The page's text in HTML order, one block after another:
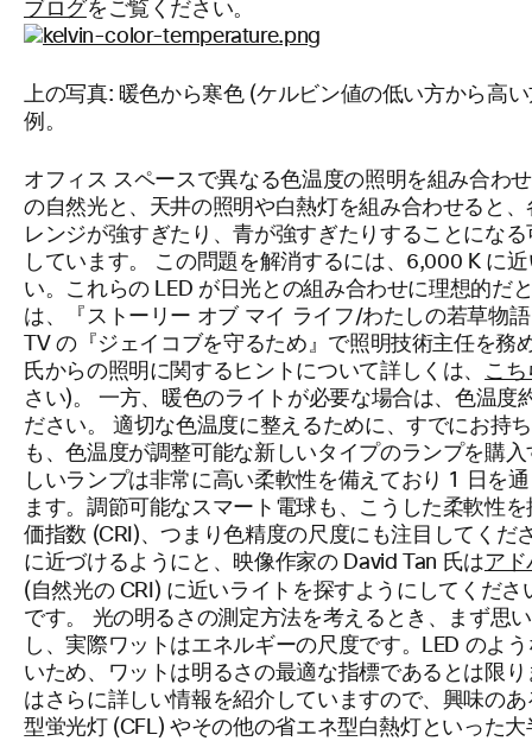
ブログをご覧ください。
上の写真: 暖色から寒色 (ケルビン値の低い方から高
例。
オフィス スペースで異なる色温度の照明を組み合わ
の自然光と、天井の照明や白熱灯を組み合わせると
レンジが強すぎたり、青が強すぎたりすることにな
しています。 この問題を解消するには、6,000 K に
い。これらの LED が日光との組み合わせに理想的だ
は、『ストーリー オブ マイ ライフ/わたしの若草物
TV の『ジェイコブを守るため』で照明技術主任を
氏からの照明に関するヒントについて詳しくは、
こ
さい)。 一方、暖色のライトが必要な場合は、色温度
ださい。 適切な色温度に整えるために、すでにお持
も、色温度が調整可能な新しいタイプのランプを購
しいランプは非常に高い柔軟性を備えており 1 日を
ます。調節可能なスマート電球も、こうした柔軟性
価指数 (CRI)、つまり色精度の尺度にも注目してくだ
に近づけるようにと、映像作家の David Tan 氏はア
(自然光の CRI) に近いライトを探すようにしてくださ
です。 光の明るさの測定方法を考えるとき、まず思
し、実際ワットはエネルギーの尺度です。LED のよ
いため、ワットは明るさの最適な指標であるとは限り
はさらに詳しい情報を紹介していますので、興味の
型蛍光灯 (CFL) やその他の省エネ型白熱灯といった